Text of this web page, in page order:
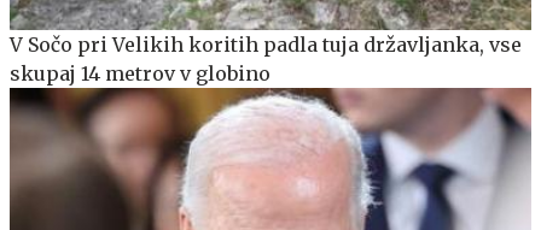
V Sočo pri Velikih koritih padla tuja državljanka, vse
skupaj 14 metrov v globino